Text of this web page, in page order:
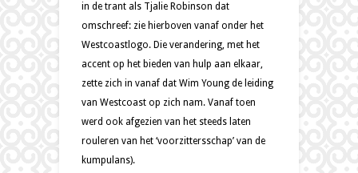
in de trant als Tjalie Robinson dat
omschreef: zie hierboven vanaf onder het
Westcoastlogo. Die verandering, met het
accent op het bieden van hulp aan elkaar,
zette zich in vanaf dat Wim Young de leiding
van Westcoast op zich nam. Vanaf toen
werd ook afgezien van het steeds laten
rouleren van het ‘voorzittersschap’ van de
kumpulans).